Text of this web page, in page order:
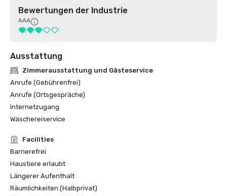
Bewertungen der Industrie
AAA
Ausstattung
Zimmerausstattung und Gästeservice
Anrufe (Gebührenfrei)
Anrufe (Ortsgespräche)
Internetzugang
Wäschereiservice
Facilities
Barrierefrei
Haustiere erlaubt
Längerer Aufenthalt
Räumlichkeiten (Halbprivat)